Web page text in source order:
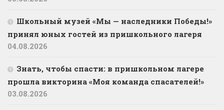
Школьный музей «Мы — наследники Победы!»
принял юных гостей из пришкольного лагеря
04.08.2026
Знать, чтобы спасти: в пришкольном лагере
прошла викторина «Моя команда спасателей!»
03.08.2026